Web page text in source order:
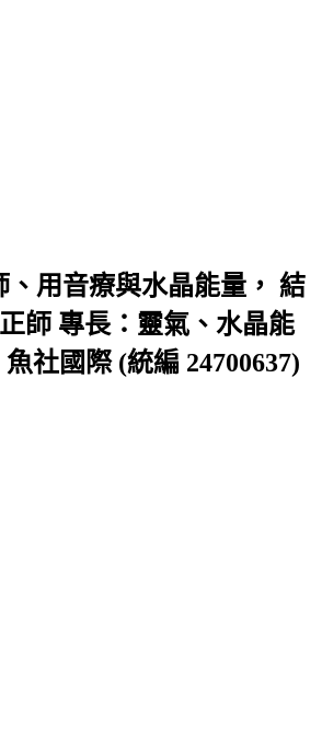
、用音療與水晶能量， 結
師 專長：靈氣、水晶能
社國際 (統編 24700637)